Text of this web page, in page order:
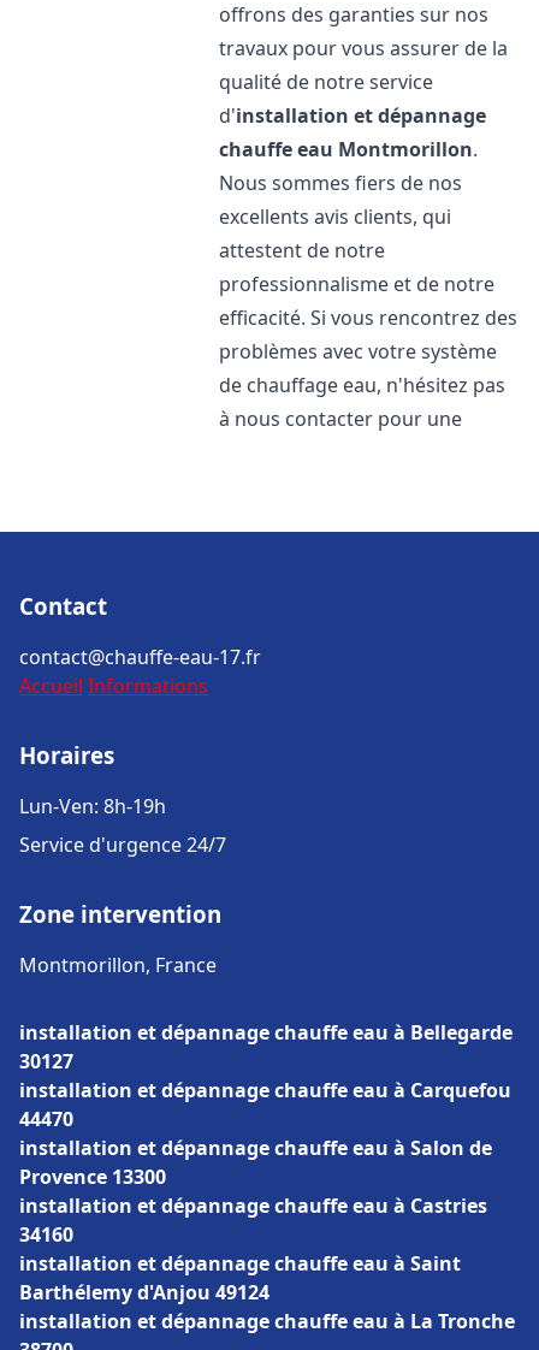
offrons des garanties sur nos
travaux pour vous assurer de la
qualité de notre service
d'installation et dépannage
chauffe eau Montmorillon.
Nous sommes fiers de nos
excellents avis clients, qui
attestent de notre
professionnalisme et de notre
efficacité. Si vous rencontrez des
problèmes avec votre système
de chauffage eau, n'hésitez pas
à nous contacter pour une
Contact
contact@chauffe-eau-17.fr
Accueil Informations
Horaires
Lun-Ven: 8h-19h
Service d'urgence 24/7
Zone intervention
Montmorillon, France
installation et dépannage chauffe eau à Bellegarde
30127
installation et dépannage chauffe eau à Carquefou
44470
installation et dépannage chauffe eau à Salon de
Provence 13300
installation et dépannage chauffe eau à Castries
34160
installation et dépannage chauffe eau à Saint
Barthélemy d'Anjou 49124
installation et dépannage chauffe eau à La Tronche